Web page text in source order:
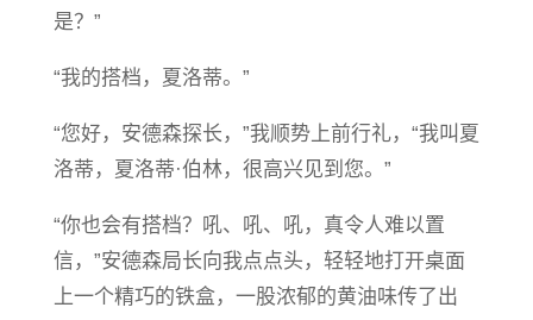
是？”
“我的搭档，夏洛蒂。”
“您好，安德森探长，”我顺势上前行礼，“我叫夏
洛蒂，夏洛蒂·伯林，很高兴见到您。”
“你也会有搭档？吼、吼、吼，真令人难以置
信，”安德森局长向我点点头，轻轻地打开桌面
上一个精巧的铁盒，一股浓郁的黄油味传了出